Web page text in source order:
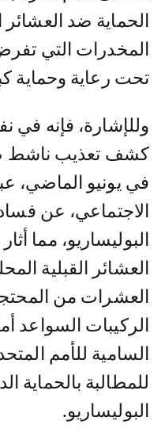
الحماية ضد
المخدرات التي
تحت رعاية وحماية
وللإشارة، فإنه
كشف تعذيب ناشط
في يونيو الماضي،
الاجتماعي، عن
البوليساريو، مما
العشرات من
الركيبات السواعد
السامية للأمم
للمطالبة بالحماية
البوليساريو.